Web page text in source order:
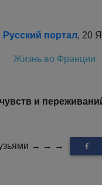
Русский портал, 20
Жизнь во Франции
и
→ → →